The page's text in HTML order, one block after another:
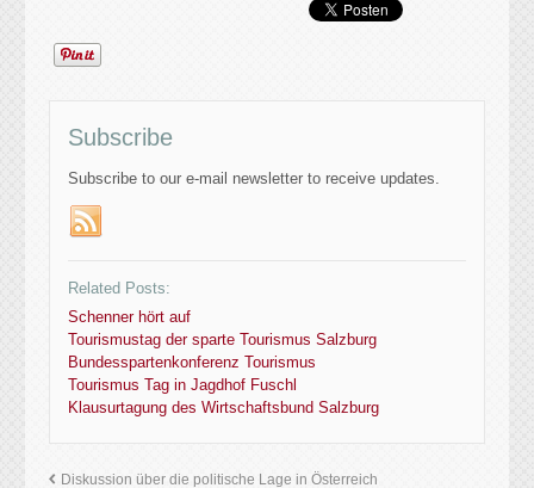
Subscribe
Subscribe to our e-mail newsletter to receive updates.
Related Posts:
Schenner hört auf
Tourismustag der sparte Tourismus Salzburg
Bundesspartenkonferenz Tourismus
Tourismus Tag in Jagdhof Fuschl
Klausurtagung des Wirtschaftsbund Salzburg
Diskussion über die politische Lage in Österreich